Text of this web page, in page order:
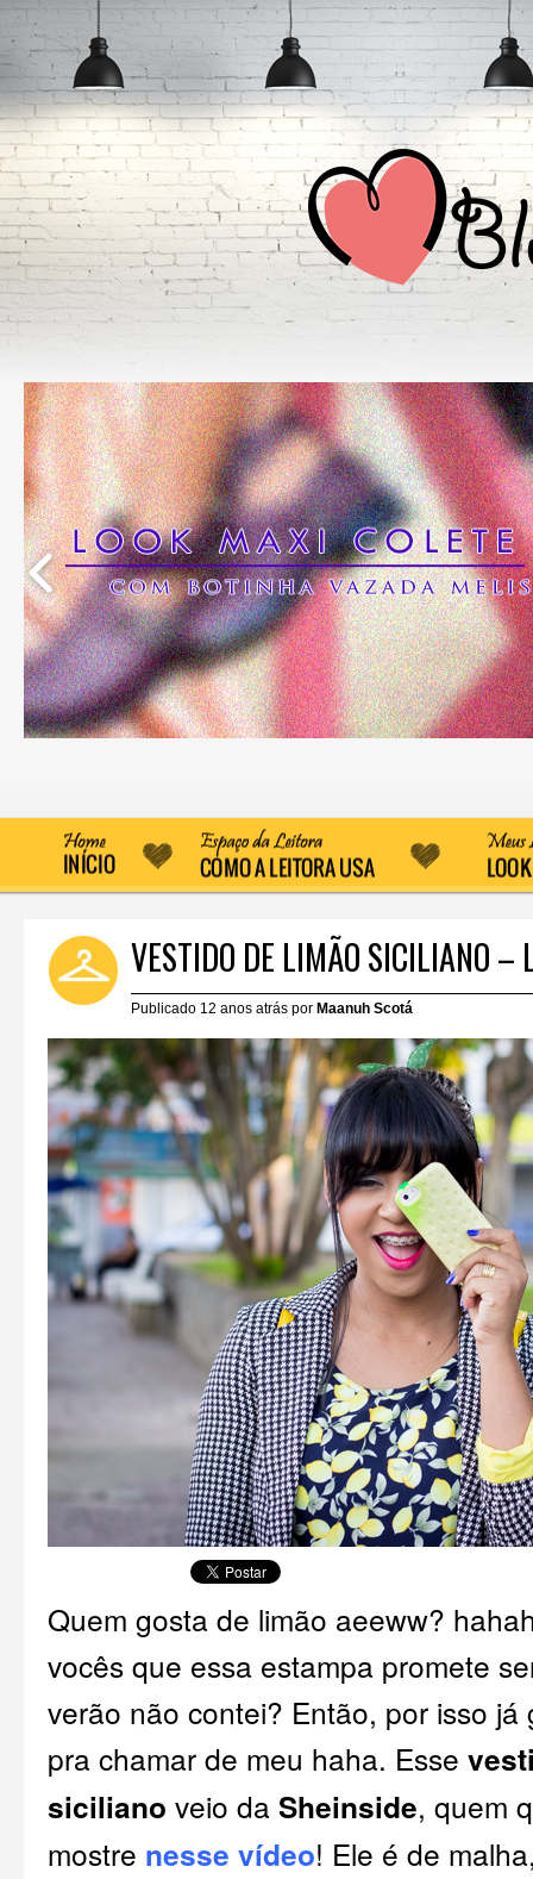
VESTIDO DE LIMÃO SICILIANO –
Publicado 12 anos atrás por Maanuh Scotá
Quem gosta de limão aeeww?
vocês que essa estampa promete
verão não contei? Então, por isso já
pra chamar de meu haha. Esse
siciliano veio da Sheinside, quem
mostre nesse vídeo! Ele é de